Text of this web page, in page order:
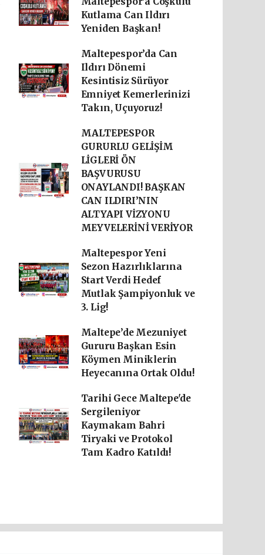
Kutlama Can Ildırı
Yeniden Başkan!
Maltepespor’da Can
Ildırı Dönemi
Kesintisiz Sürüyor
Emniyet Kemerlerinizi
Takın, Uçuyoruz!
MALTEPESPOR
GURURLU GELİŞİM
LİGLERİ ÖN
BAŞVURUSU
ONAYLANDI! BAŞKAN
CAN ILDIRI’NIN
ALTYAPI VİZYONU
MEYVELERİNİ VERİYOR
Maltepespor Yeni
Sezon Hazırlıklarına
Start Verdi Hedef
Mutlak Şampiyonluk ve
3. Lig!
Maltepe’de Mezuniyet
Gururu Başkan Esin
Köymen Miniklerin
Heyecanına Ortak Oldu!
Tarihi Gece Maltepe'de
Sergileniyor
Kaymakam Bahri
Tiryaki ve Protokol
Tam Kadro Katıldı!